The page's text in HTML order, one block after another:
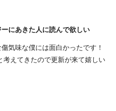
にあきた人に読んで欲しい
気味な僕には面白かったです！
えてきたので更新が来て嬉しい